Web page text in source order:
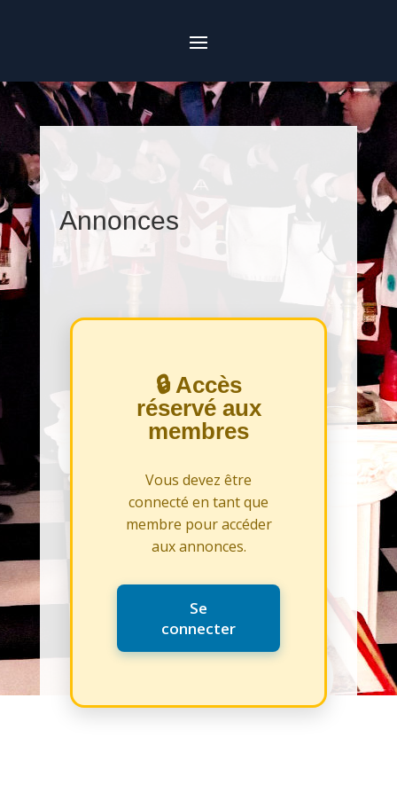
Annonces
🔒 Accès
réservé aux
membres
Vous devez être
connecté en tant que
membre pour accéder
aux annonces.
Se
connecter